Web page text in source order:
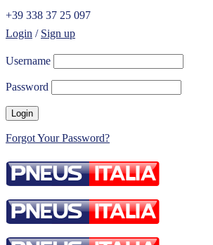
+39 338 37 25 097
Login / Sign up
Username
Password
Forgot Your Password?